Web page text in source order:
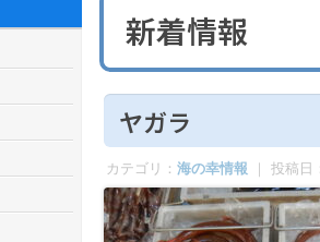
新着情報
ヤガラ
カテゴリ： 海の幸情報 ｜ 投稿日